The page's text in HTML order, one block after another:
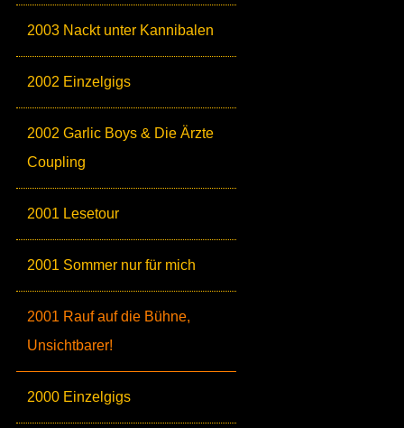
2003 Nackt unter Kannibalen
2002 Einzelgigs
2002 Garlic Boys & Die Ärzte
Coupling
2001 Lesetour
2001 Sommer nur für mich
2001 Rauf auf die Bühne,
Unsichtbarer!
2000 Einzelgigs